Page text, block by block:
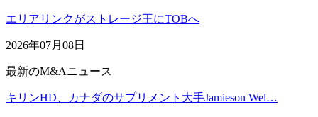
エリアリンクがストレージ王にTOBへ
2026年07月08日
最新のM&Aニュース
キリンHD、カナダのサプリメント大手Jamieson Wel…